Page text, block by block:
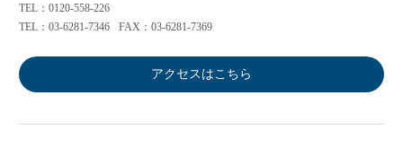
TEL：0120-558-226
TEL：03-6281-7346
FAX：03-6281-7369
アクセスはこちら